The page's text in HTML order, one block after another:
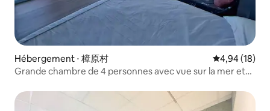
Hébergement ⋅ 樟原村 Évaluation
4,94 (18)
Grande chambre de 4 personnes avec vue sur la mer et